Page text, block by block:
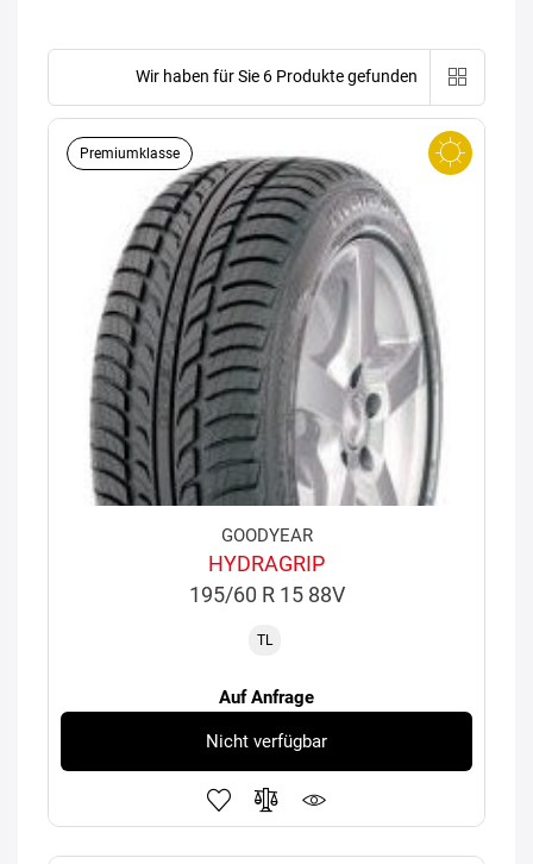
Wir haben für Sie 6 Produkte gefunden
Premiumklasse
GOODYEAR
HYDRAGRIP
195/60 R 15 88V
TL
Auf Anfrage
Nicht verfügbar